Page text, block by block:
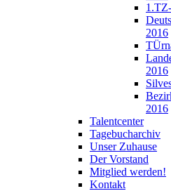
2016
2016
2016
Talentcenter
Tagebucharchiv
Unser Zuhause
Der Vorstand
Mitglied werden!
Kontakt